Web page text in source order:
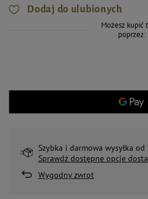
Dodaj do ulubionych
Możesz kupić
poprzez:
Szybka i darmowa wysyłka od
Sprawdź dostępne opcje
Wygodny zwrot